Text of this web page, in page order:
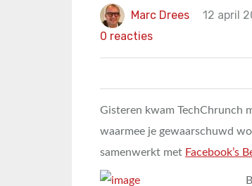
Marc Drees 12 april
0 reacties
Gisteren kwam TechChrunch
waarmee je gewaarschuwd
samenwerkt met Facebook’s